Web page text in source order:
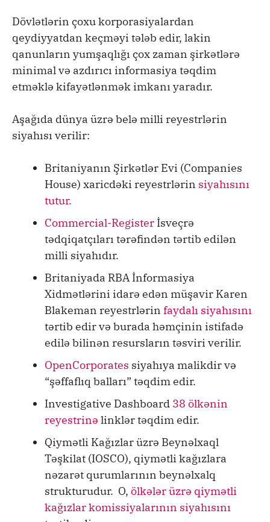
Dövlətlərin çoxu korporasiyalardan
qeydiyyatdan keçməyi tələb edir, lakin
qanunların yumşaqlığı çox zaman şirkətlərə
minimal və azdırıcı informasiya təqdim
etməklə kifayətlənmək imkanı yaradır.
Aşağıda dünya üzrə belə milli reyestrlərin
siyahısı verilir:
Britaniyanın Şirkətlər Evi (Companies
House) xaricdəki reyestrlərin siyahısını
tutur.
Commercial-Register İsveçrə
tədqiqatçıları tərəfindən tərtib edilən
milli siyahıdır.
Britaniyada RBA İnformasiya
Xidmətlərini idarə edən müşavir Karen
Blakeman reyestrlərin faydalı siyahısını
tərtib edir və burada həmçinin istifadə
edilə bilinən resursların təsviri verilir.
OpenCorporates siyahıya malikdir və
“şəffaflıq balları” təqdim edir.
Investigative Dashboard 38 ölkənin
reyestrinə linklər təqdim edir.
Qiymətli Kağızlar üzrə Beynəlxaql
Təşkilat (IOSCO), qiymətli kağızlara
nəzarət qurumlarının beynəlxalq
strukturudur. O, ölkələr üzrə qiymətli
kağızlar komissiyalarının siyahısını